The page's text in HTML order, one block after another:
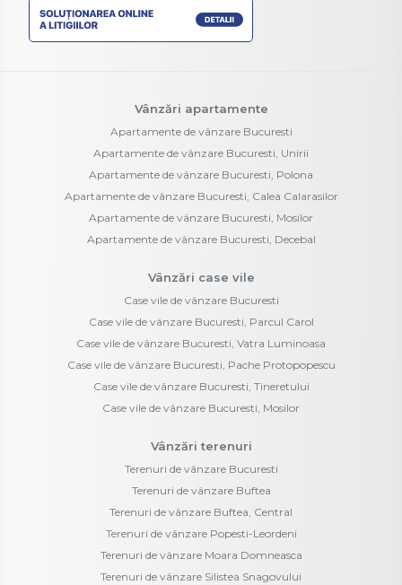
Vânzări apartamente
Apartamente de vânzare Bucuresti
Apartamente de vânzare Bucuresti, Unirii
Apartamente de vânzare Bucuresti, Polona
Apartamente de vânzare Bucuresti, Calea Calarasilor
Apartamente de vânzare Bucuresti, Mosilor
Apartamente de vânzare Bucuresti, Decebal
Vânzări case vile
Case vile de vânzare Bucuresti
Case vile de vânzare Bucuresti, Parcul Carol
Case vile de vânzare Bucuresti, Vatra Luminoasa
Case vile de vânzare Bucuresti, Pache Protopopescu
Case vile de vânzare Bucuresti, Tineretului
Case vile de vânzare Bucuresti, Mosilor
Vânzări terenuri
Terenuri de vânzare Bucuresti
Terenuri de vânzare Buftea
Terenuri de vânzare Buftea, Central
Terenuri de vânzare Popesti-Leordeni
Terenuri de vânzare Moara Domneasca
Terenuri de vânzare Silistea Snagovului